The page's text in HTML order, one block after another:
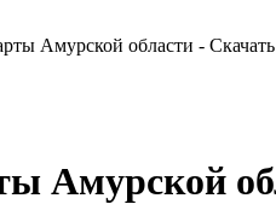
Амурской области -
Амурской